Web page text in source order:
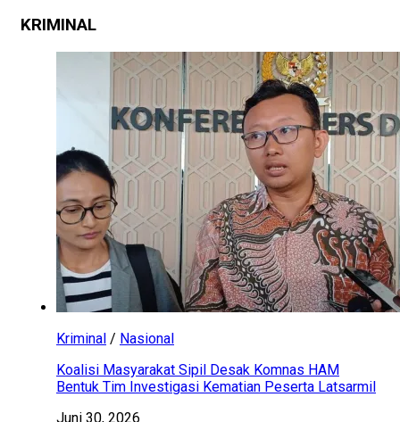
KRIMINAL
Kriminal / Nasional
Koalisi Masyarakat Sipil Desak Komnas HAM
Bentuk Tim Investigasi Kematian Peserta Latsarmil
Juni 30, 2026